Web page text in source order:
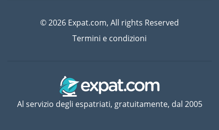
© 2026 Expat.com, All rights Reserved
Termini e condizioni
Al servizio degli espatriati, gratuitamente, dal 2005